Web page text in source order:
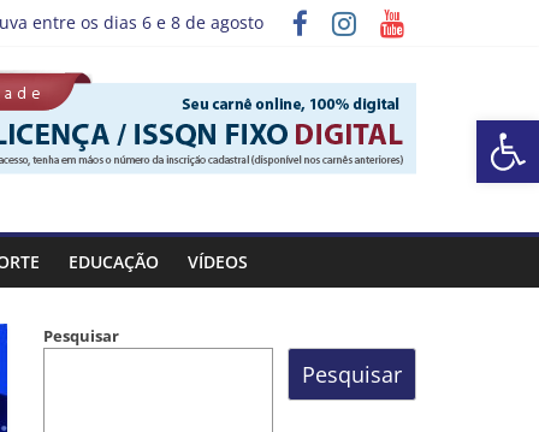
Barra de Ferramentas Aberta
entre os dias 6 e 8 de agosto
“Sábado Saúde”
EDUCAÇÃO VÍDEOS
Pesquisar
Pesquisar